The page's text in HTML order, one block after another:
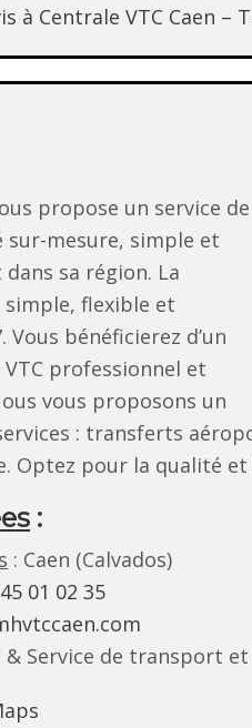
à Centrale VTC Caen
propose un service de
mesure, simple et
sa région. La
flexible et
bénéficierez d’un
professionnel et
vous proposons un
: transferts
Optez pour la qualité et
:
: Caen (Calvados)
01 02 35
& Service de transport